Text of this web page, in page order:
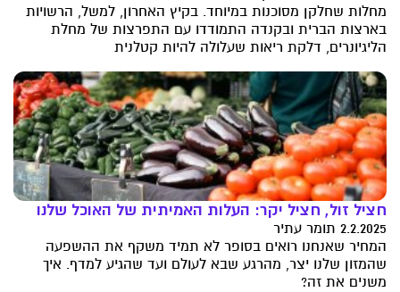
מחלות שחלקן מסוכנות במיוחד. בקיץ האחרון, למשל, הרשויות
בארצות הברית ובקנדה התמודדו עם התפרצות של מחלת
הליגיונרים, דלקת ריאות שעלולה להיות קטלנית
חציל זול, חציל יקר: העלות האמיתית של האוכל שלנו
2.2.2025 תומר עתיר
המחיר שאנחנו רואים בסופר לא תמיד משקף את ההשפעה
שהמזון שלנו יצר, מהרגע שבא לעולם ועד שהגיע למדף. איך
משנים את זה?